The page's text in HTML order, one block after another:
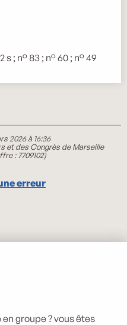
s ; n° 83 ; n° 60 ; n° 49
2026 à 16:36
et des Congrès de Marseille
: 7709102)
erreur
groupe ? vous êtes